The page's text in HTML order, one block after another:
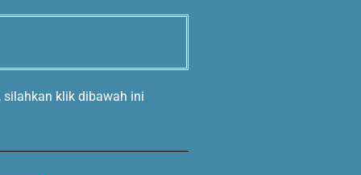
silahkan klik dibawah ini